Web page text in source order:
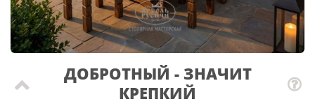
ДОБРОТНЫЙ - ЗНАЧИТ
КРЕПКИЙ